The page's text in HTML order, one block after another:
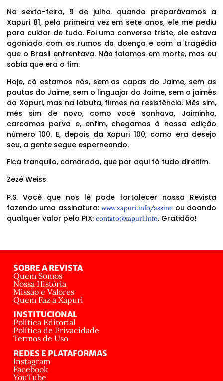
Na sexta-feira, 9 de julho, quando preparávamos a
Xapuri 81, pela primeira vez em sete anos, ele me pediu
para cuidar de tudo. Foi uma conversa triste, ele estava
agoniado com os rumos da doença e com a tragédia
que o Brasil enfrentava. Não falamos em morte, mas eu
sabia que era o fim.
Hoje, cá estamos nós, sem as capas do Jaime, sem as
pautas do Jaime, sem o linguajar do Jaime, sem o jaimês
da Xapuri, mas na labuta, firmes na resistência. Mês sim,
mês sim de novo, como você sonhava, Jaiminho,
carcamos porva e, enfim, chegamos à nossa edição
número 100. E, depois da Xapuri 100, como era desejo
seu, a gente segue esperneando.
Fica tranquilo, camarada, que por aqui tá tudo direitim.
Zezé Weiss
P.S. Você que nos lê pode fortalecer nossa Revista
fazendo uma assinatura:www.xapuri.info/assine ou doando
qualquer valor pelo PIX: contato@xapuri.info. Gratidão!
SOBRE A REVISTA
Quem Somos
Nossa História
Missão e Valores
Quem Faz a Xapuri
INSTITUCIONAL
Política Editorial
Política de Privacidade
Termos de Uso
REDES E PLATAFORMAS
Instagram
Facebook
YouTube